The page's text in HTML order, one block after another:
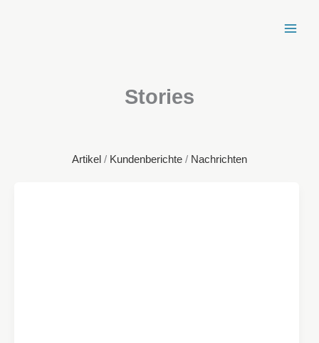
Stories
Artikel / Kundenberichte / Nachrichten